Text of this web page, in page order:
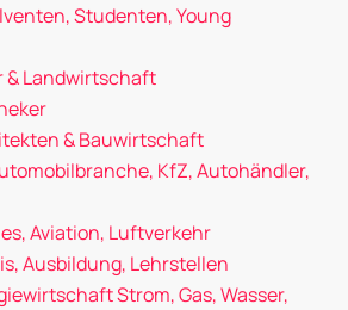
Studenten, Young
& Landwirtschaft
& Bauwirtschaft
KfZ, Autohändler,
Aviation, Luftverkehr
Ausbildung, Lehrstellen
Strom, Gas, Wasser,